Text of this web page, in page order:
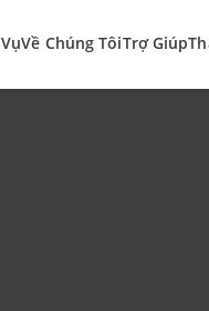
Về Chúng TôiTrợ Giúp